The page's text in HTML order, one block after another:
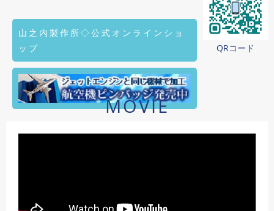
山之内製作所◇公式オンラインショ
ップ
QRコード
MOVIE